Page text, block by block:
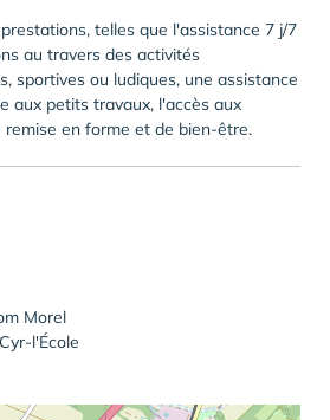
telles que l'assistance 7 j/7
au travers des activités
sportives ou ludiques, une assistance
aux petits travaux, l'accès aux
remise en forme et de bien-être.
Morel
l'École